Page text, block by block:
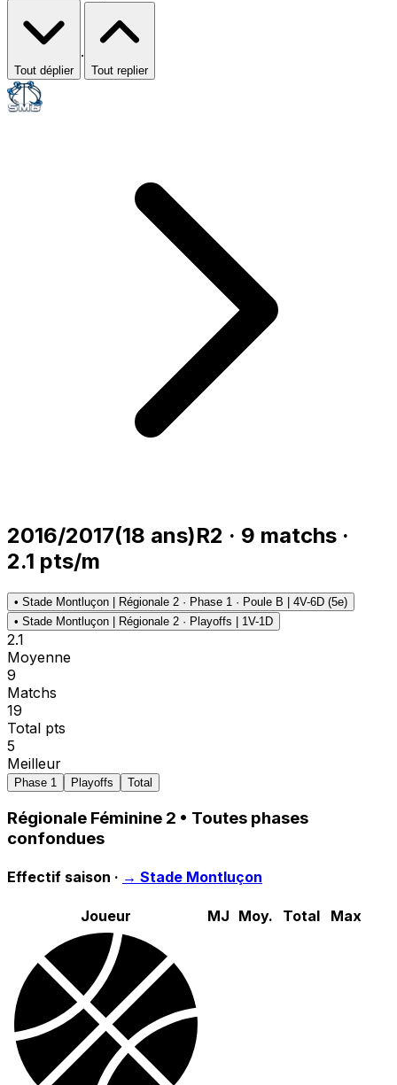
Tout déplier
·
Tout replier
2016/2017(18 ans)R2 · 9 matchs ·
2.1 pts/m
• Stade Montluçon | Régionale 2 · Phase 1 · Poule B | 4V-6D (5e)
• Stade Montluçon | Régionale 2 · Playoffs | 1V-1D
2.1
Moyenne
9
Matchs
19
Total pts
5
Meilleur
Phase 1 Playoffs Total
Régionale Féminine 2 • Toutes phases
confondues
Effectif saison · → Stade Montluçon
Joueur MJ Moy. Total Max